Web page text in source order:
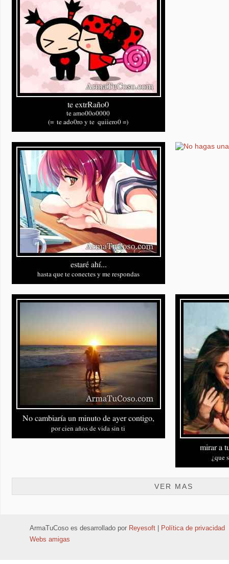
VER MAS
ArmaTuCoso es desarrollado por Reyesoft
Política de privacidad
Webs amigas